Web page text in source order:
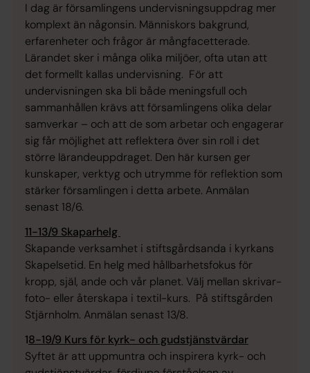
I dag är församlingens undervisningsuppdrag mer
komplext än någonsin. Människors bakgrund,
erfarenheter och frågor är mångfacetterade.
Lärandet sker i många olika miljöer, ofta utan att
det formellt kallas undervisning. För att
undervisningen ska bli både meningsfull och
sammanhållen krävs att församlingens olika delar
samverkar – och att de som arbetar och engagerar
sig får möjlighet att reflektera över sin roll i det
större lärandeuppdraget. Den här kursen ger
kunskaper, verktyg och utrymme för reflektion som
stärker församlingen i detta arbete. Anmälan
senast 18/6.
11-13/9 Skaparhelg
Skapande verksamhet i stiftsgårdsanda i kyrkans
Skapelsetid. En helg med hållbarhetsfokus för
kropp, själ, ande och vår planet. Välj mellan skrivar-
foto- eller återskapa i textil-kurs. På stiftsgården
Stjärnholm. Anmälan senast 13/8.
18-19/9 Kurs för kyrk- och gudstjänstvärdar
Syftet är att uppmuntra och inspirera kyrk- och